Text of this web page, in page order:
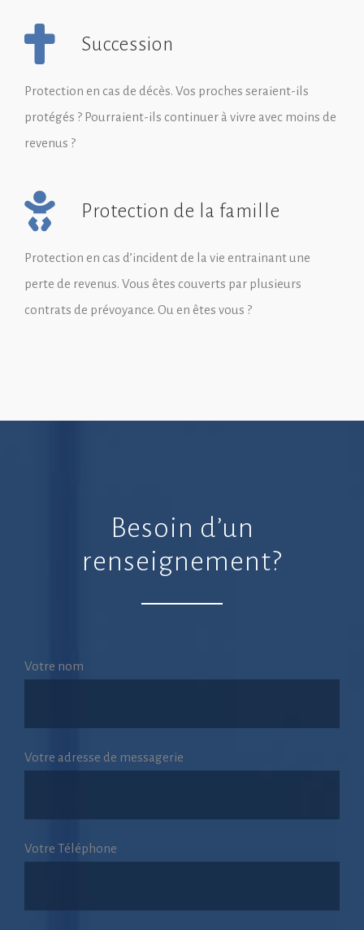
Succession
Protection en cas de décès. Vos proches seraient-ils
protégés ? Pourraient-ils continuer à vivre avec moins de
revenus ?
Protection de la famille
Protection en cas d’incident de la vie entrainant une
perte de revenus. Vous êtes couverts par plusieurs
contrats de prévoyance. Ou en êtes vous ?
Besoin d’un
renseignement?
Votre nom
Votre adresse de messagerie
Votre Téléphone